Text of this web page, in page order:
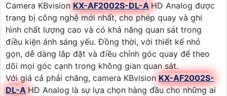
Camera KBvision KX-AF2002S-DL-A HD Analog được
trang bị công nghệ mới nhất, cho phép quay và ghi
hình chất lượng cao và có khả năng quan sát trong
điều kiện ánh sáng yếu. Đồng thời, với thiết kế nhỏ
gọn, dễ dàng lắp đặt và điều chỉnh góc quay để theo
dõi mọi góc cạnh trong không gian quan sát.
Với giá cả phải chăng, camera KBvision KX-AF2002S-
DL-A HD Analog là sự lựa chọn hàng đầu cho những ai